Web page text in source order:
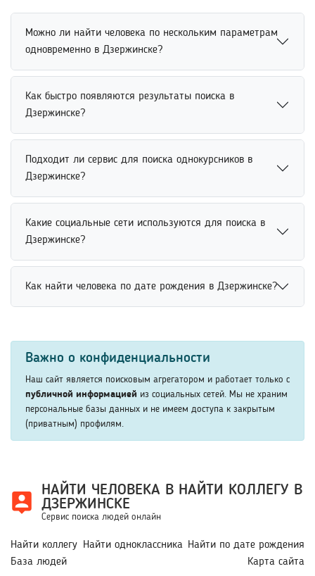
Можно ли найти человека по нескольким параметрам
одновременно в Дзержинске?
Найти человека по нескольким параметрам
одновременно можно через расширенный поиск.
работы или учебы для повышения точности
результатов. Использование нескольких критериев
значительно сокращает количество совпадений и
Как быстро появляются результаты поиска в
Дзержинске?
Результаты поиска людей появляются практически
мгновенно после ввода данных в систему. Скорость
информации в базе. Использование точных параметров
помогает быстрее получить релевантные результаты и
сократить время поиска нужного человека.
Подходит ли сервис для поиска однокурсников в
Дзержинске?
Сервис подходит для поиска однокурсников по имени,
учебному заведению, факультету или году выпуска.
быстрее найти нужных людей среди студентов и
выпускников. Это удобно для восстановления контактов
Какие социальные сети используются для поиска в
Дзержинске?
Социальные сети для поиска людей включают
результаты поиска по дополнительным параметрам.
Как найти человека по дате рождения в Дзержинске?
специальные онлайн-сервисы, социальные сети и
открытые базы данных. Указание полной даты
рождения помогает сократить количество совпадений и
повысить точность поиска. Дополнительно
рекомендуется использовать имя, фамилию или другие
известные сведения.
Важно о конфиденциальности
Наш сайт является поисковым агрегатором и работает только с
публичной информацией из социальных сетей. Мы не храним
персональные базы данных и не имеем доступа к закрытым
(приватным) профилям.
НАЙТИ ЧЕЛОВЕКА В НАЙТИ КОЛЛЕГУ В
ДЗЕРЖИНСКЕ
Сервис поиска людей онлайн
Найти коллегу Найти одноклассника Найти по дате рождения
База людей
Карта сайта